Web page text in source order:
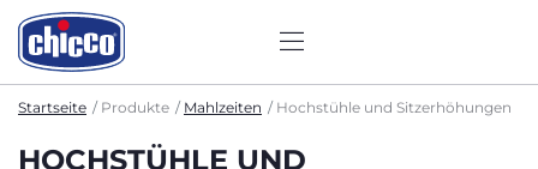
Startseite Produkte Mahlzeiten Hochstühle und Sitzerhöhungen
HOCHSTÜHLE UND